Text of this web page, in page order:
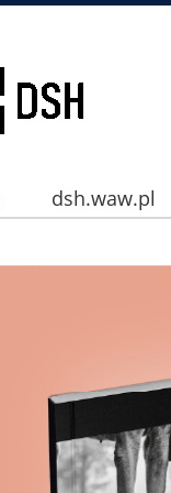
dsh.waw.pl